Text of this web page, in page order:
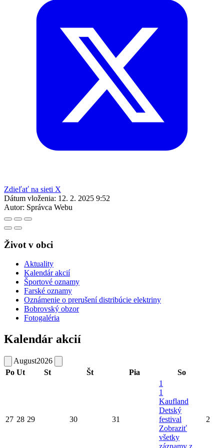
Zdieľať na sieti X
Dátum vloženia: 12. 2. 2025 9:52
Autor: Správca Webu
Život v obci
Aktuality
Kalendár akcií
Športové oznamy
Farské oznamy
Oznámenie o prerušení distribúcie elektriny
Bobrovský obzor
Fotogaléria
Kalendár akcií
August2026
Po Ut St Št Pia So
27 28 29 30 31
1
1
Kaufland
Detský
festival
Zobraziť
všetky
2